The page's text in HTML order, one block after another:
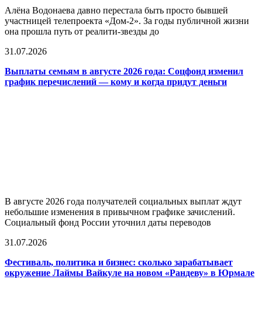
Алёна Водонаева давно перестала быть просто бывшей
участницей телепроекта «Дом-2». За годы публичной жизни
она прошла путь от реалити-звезды до
31.07.2026
Выплаты семьям в августе 2026 года: Соцфонд изменил
график перечислений — кому и когда придут деньги
В августе 2026 года получателей социальных выплат ждут
небольшие изменения в привычном графике зачислений.
Социальный фонд России уточнил даты переводов
31.07.2026
Фестиваль, политика и бизнес: сколько зарабатывает
окружение Лаймы Вайкуле на новом «Рандеву» в Юрмале